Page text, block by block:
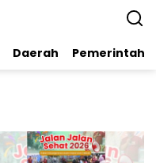
Daerah